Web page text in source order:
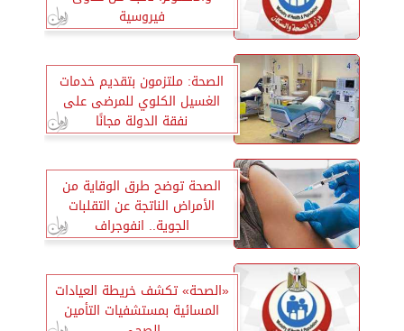
فيروسية
الصحة: ملتزمون بتقديم خدمات
الغسيل الكلوي للمرضى على
نفقة الدولة مجانًا
الصحة توضح طرق الوقاية من
الأمراض الناتجة عن التقلبات
الجوية.. انفوجراف
«الصحة» تكشف خريطة العيادات
المسائية بمستشفيات التأمين